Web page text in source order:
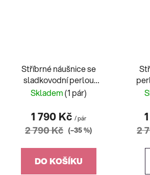
Stříbrné náušnice se
sladkovodní perlou
pozlacené
Skladem(1 pár)
1 790 Kč / pár
2 790 Kč (–35 %)
DO KOŠÍKU
2